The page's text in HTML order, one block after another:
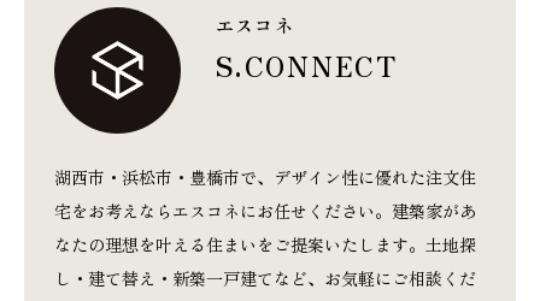
エスコネ
S.CONNECT
湖西市・浜松市・豊橋市で、デザイン性に優れた注文住
宅をお考えならエスコネにお任せください。建築家があ
なたの理想を叶える住まいをご提案いたします。土地探
し・建て替え・新築一戸建てなど、お気軽にご相談くだ